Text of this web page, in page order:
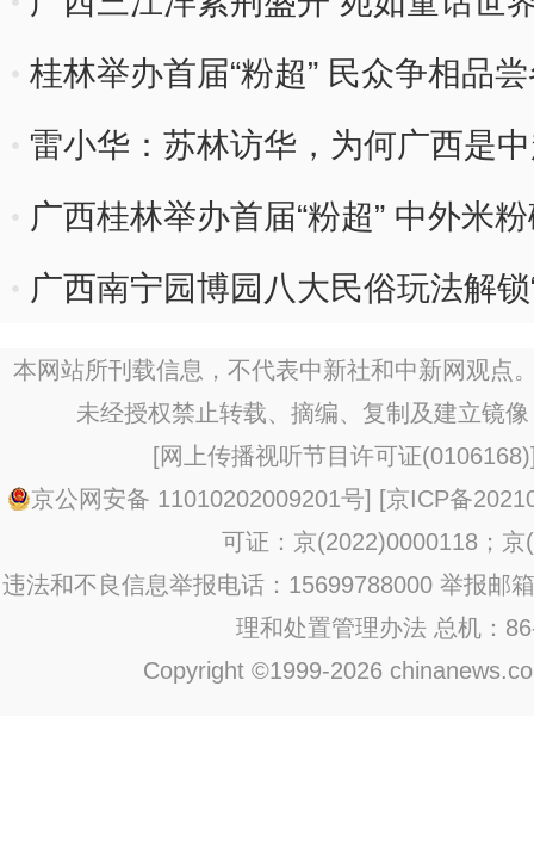
桂林举办首届“粉超” 民众争相品
雷小华：苏林访华，为何广西是
广西桂林举办首届“粉超” 中外米粉
广西南宁园博园八大民俗玩法解锁
本网站所刊载信息，不代表中新社和中新网观点
未经授权禁止转载、摘编、复制及建立镜
[网上传播视听节目许可证(0106168)
京公网安备 11010202009201号] [京ICP备
可证：京(2022)0000118；京
违法和不良信息举报电话：15699788000 举报邮
理和处置管理办法 总机：
Copyright ©1999-2026